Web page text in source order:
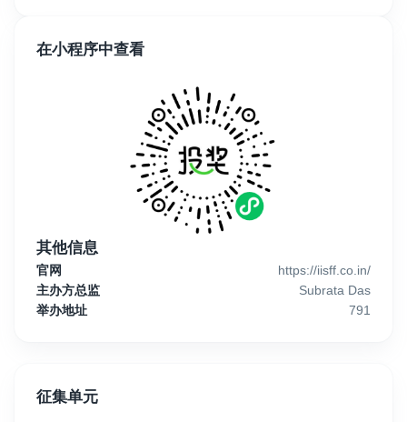
在小程序中查看
其他信息
官网
https://iisff.co.in/
主办方总监
Subrata Das
举办地址
791
征集单元